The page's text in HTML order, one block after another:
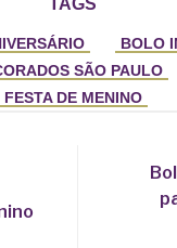
TAGS
BOLO
SÃO PAULO
FESTA DE MENINO